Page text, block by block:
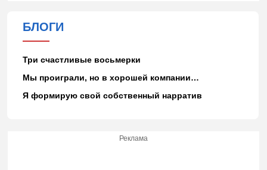
БЛОГИ
Три счастливые восьмерки
Мы проиграли, но в хорошей компании…
Я формирую свой собственный нарратив
Реклама